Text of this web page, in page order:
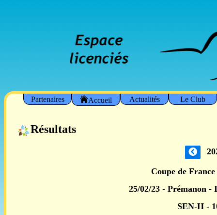
Partenaires Accueil Actualités Le Club
Résultats
Coupe de
25/02/23 - Prémanon
SEN-H -